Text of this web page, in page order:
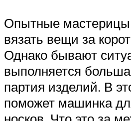
Опытные
вязать вещи за
Однако бывают
выполняется
партия изделий. В
поможет машинка